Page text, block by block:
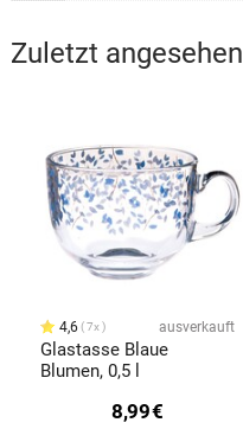
Zuletzt angesehen
4,6 7x ausverkauft
Glastasse Blaue
Blumen, 0,5 l
8,99€